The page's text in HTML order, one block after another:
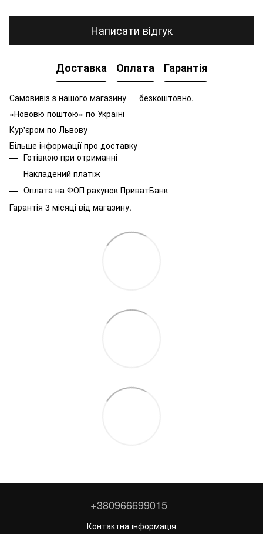
Написати відгук
Доставка Оплата Гарантія
Самовивіз з нашого магазину — безкоштовно.
«Нововю поштою» по Україні
Кур'єром по Львову
Більше інформації про доставку
Готівкою при отриманні
Накладений платіж
Оплата на ФОП рахунок ПриватБанк
Гарантія 3 місяці від магазину.
+380966699015
Контактна інформація